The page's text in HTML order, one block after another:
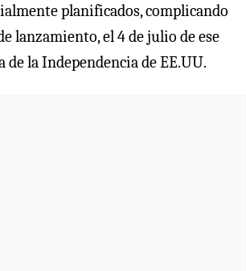
planificados, complicando
lanzamiento, el 4 de julio de ese
de la Independencia de EE.UU.